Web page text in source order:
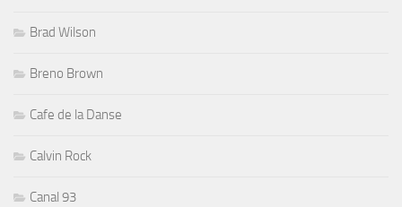
Brad Wilson
Breno Brown
Cafe de la Danse
Calvin Rock
Canal 93